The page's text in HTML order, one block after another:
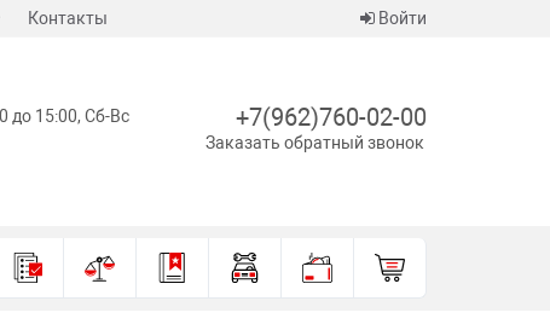
Контакты Войти
до 15:00, Сб-Вс
+7(962)760-02-00
Заказать обратный звонок